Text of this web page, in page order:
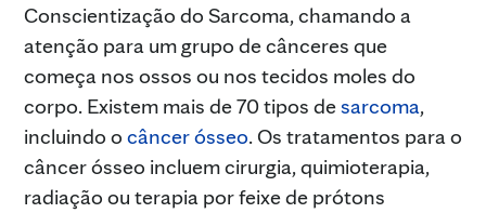
Conscientização do Sarcoma, chamando a
atenção para um grupo de cânceres que
começa nos ossos ou nos tecidos moles do
corpo. Existem mais de 70 tipos desarcoma,
incluindo o câncer ósseo. Os tratamentos para o
câncer ósseo incluem cirurgia, quimioterapia,
radiação ou terapia por feixe de prótons